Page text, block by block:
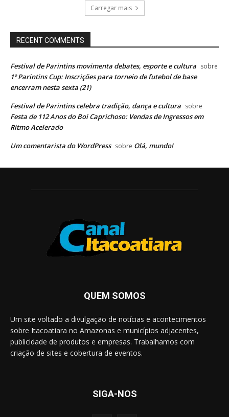
Carregar mais
RECENT COMMENTS
Festival de Parintins movimenta debates, esporte e cultura sobre
1º Parintins Cup: Inscrições para torneio de futebol de base
encerram nesta sexta (21)
Festival de Parintins celebra tradição, dança e cultura sobre
Festa de 112 Anos do Boi Caprichoso: Vendas de Ingressos em
Ritmo Acelerado
Um comentarista do WordPress sobre Olá, mundo!
QUEM SOMOS
Um site voltado a divulgação de notícias e acontecimentos
sobre Itacoatiara no Amazonas e municípios adjacentes,
publicidade de produtos e empresas. Trabalhamos com
criação de sites e cobertura de eventos.
SIGA-NOS